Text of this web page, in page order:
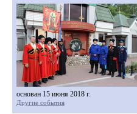
основан 15 июня 2018 г.
Другие события